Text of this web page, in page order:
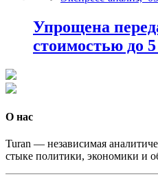
Упрощена
стоимостью до
О нас
Turan — независимая
стыке политики, экономики и